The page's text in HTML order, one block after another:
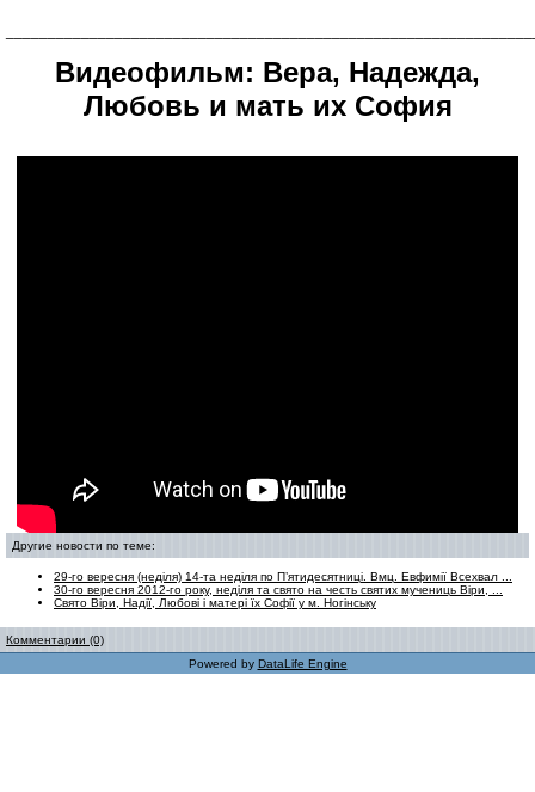
Видеофильм: Вера, Надежда,
Любовь и мать их София
Другие новости по теме:
29-го вересня (неділя) 14-та неділя по П’ятидесятниці. Вмц. Евфимії Всехвал ...
30-го вересня 2012-го року, неділя та свято на честь святих мучениць Віри, ...
Свято Віри, Надії, Любові і матері їх Софії у м. Ногінську
Комментарии (0)
Powered by DataLife Engine